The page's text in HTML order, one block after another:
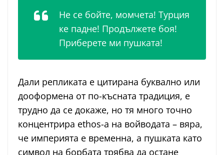
Не се бойте, момчета! Турция
ке падне! Продължете боя!
Приберете ми пушката!
Дали репликата е цитирана буквално или
дооформена от по-късната традиция, е
трудно да се докаже, но тя много точно
концентрира ethos-а на войводата – вяра,
че империята е временна, а пушката като
символ на борбата трябва да остане